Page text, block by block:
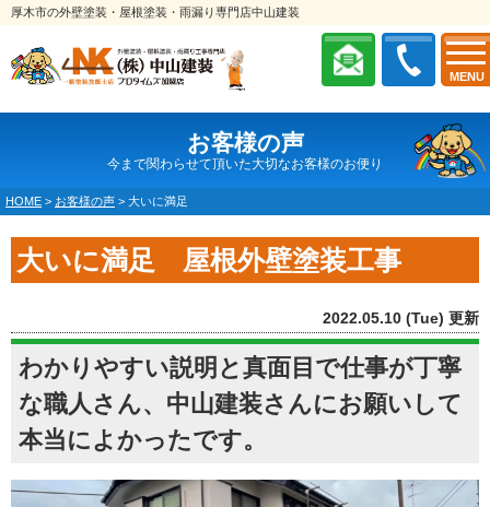
MENU
厚木市の外壁塗装・屋根塗装・雨漏り専門店中山建装
お客様の声
今まで関わらせて頂いた大切なお客様のお便り
HOME > お客様の声 > 大いに満足
大いに満足 屋根外壁塗装工事
2022.05.10 (Tue) 更新
わかりやすい説明と真面目で仕事が丁寧
な職人さん、中山建装さんにお願いして
本当によかったです。